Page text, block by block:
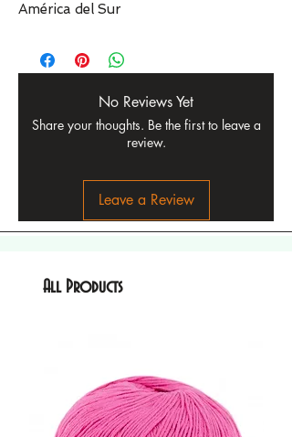
América del Sur
No Reviews Yet
Share your thoughts. Be the first to leave a
review.
Leave a Review
All Products